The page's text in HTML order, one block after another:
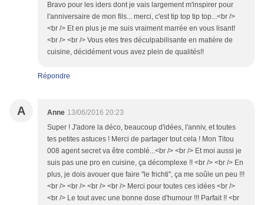
Bravo pour les iders dont je vais largement m'inspirer pour
l'anniversaire de mon fils... merci, c'est tip top tip top...<br />
<br /> Et en plus je me suis vraiment marrée en vous lisant!
<br /> <br /> Vous etes tres déculpabilisante en matière de
cuisine, décidément vous avez plein de qualités!!
Répondre
A Anne 13/06/2016 20:23
Super ! J'adore la déco, beaucoup d'idées, l'anniv, et toutes
tes petites astuces ! Merci de partager tout cela ! Mon Titou
008 agent secret va être comblé...<br /> <br /> Et moi aussi je
suis pas une pro en cuisine, ça décomplexe !! <br /> <br /> En
plus, je dois avouer que faire "le frichti", ça me soûle un peu !!!
<br /> <br /> <br /> <br /> Merci pour toutes ces idées <br />
<br /> Le tout avec une bonne dose d'humour !!! Parfait !! <br